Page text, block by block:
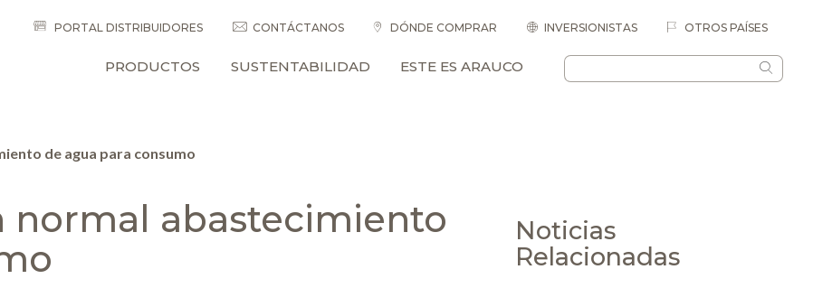
PORTAL DISTRIBUIDORES CONTÁCTANOS DÓNDE COMPRAR INVERSIONISTAS OTROS PAÍSES
PRODUCTOS SUSTENTABILIDAD ESTE ES ARAUCO
de agua para consumo
normal abastecimiento
Noticias
Relacionadas